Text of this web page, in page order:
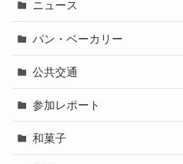
ニュース
パン・ベーカリー
公共交通
参加レポート
和菓子